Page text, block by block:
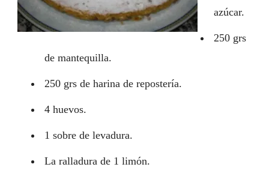
azúcar.
250 grs
de mantequilla.
250 grs de harina de repostería.
4 huevos.
1 sobre de levadura.
La ralladura de 1 limón.